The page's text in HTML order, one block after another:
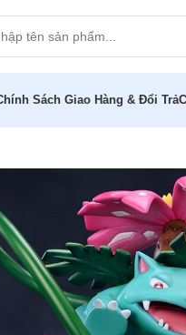
Sách Giao Hàng & Đổi Trả